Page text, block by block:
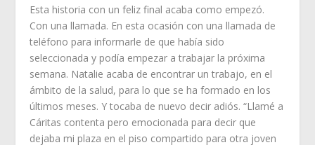
Esta historia con un feliz final acaba como empezó.
Con una llamada. En esta ocasión con una llamada de
teléfono para informarle de que había sido
seleccionada y podía empezar a trabajar la próxima
semana. Natalie acaba de encontrar un trabajo, en el
ámbito de la salud, para lo que se ha formado en los
últimos meses. Y tocaba de nuevo decir adiós. “Llamé a
Cáritas contenta pero emocionada para decir que
dejaba mi plaza en el piso compartido para otra joven